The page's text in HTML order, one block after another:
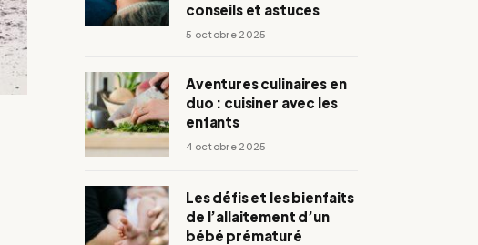
conseils et astuces
5 octobre 2025
Aventures culinaires en
duo : cuisiner avec les
enfants
4 octobre 2025
Les défis et les bienfaits
de l’allaitement d’un
bébé prématuré